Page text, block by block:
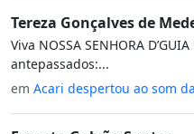
Tereza Gonçalves de
Viva NOSSA SENHORA
antepassados:...
em Acari despertou ao som